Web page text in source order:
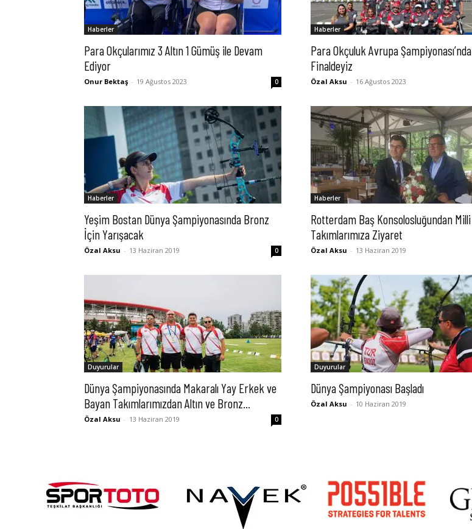
Haberler
Para Okçularımız 3 Altın 1 Gümüş ile Devam
Ediyor
Onur Bektaş - 19 Ağustos 2023 0
Haberler
Para Okçuluk Avrupa Şampiyonası’nda
Finaldeyiz
Özal Aksu - 16 Ağustos 2023
Haberler
Yeşim Bostan Dünya Şampiyonasında Bronz
İçin Yarışacak
Özal Aksu - 13 Haziran 2019 0
Haberler
Rotterdam Baş Konsolosluğundan Milli
Takımlarımıza Ziyaret
Özal Aksu - 13 Haziran 2019
Duyurular
Dünya Şampiyonasında Makaralı Yay Erkek ve
Bayan Takımlarımızdan Altın ve Bronz...
Özal Aksu - 13 Haziran 2019 0
Duyurular
Dünya Şampiyonası Başladı
Özal Aksu - 10 Haziran 2019